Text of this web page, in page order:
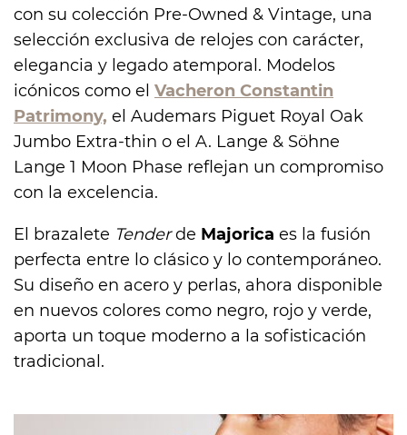
con su colección Pre-Owned & Vintage, una
selección exclusiva de relojes con carácter,
elegancia y legado atemporal. Modelos
icónicos como el Vacheron Constantin
Patrimony, el Audemars Piguet Royal Oak
Jumbo Extra-thin o el A. Lange & Söhne
Lange 1 Moon Phase reflejan un compromiso
con la excelencia.
El brazalete Tenderde Majorica es la fusión
perfecta entre lo clásico y lo contemporáneo.
Su diseño en acero y perlas, ahora disponible
en nuevos colores como negro, rojo y verde,
aporta un toque moderno a la sofisticación
tradicional.